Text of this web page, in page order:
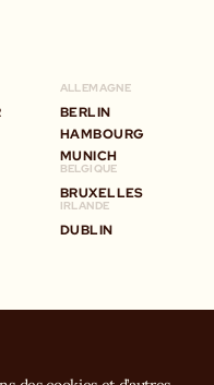
ALLEMAGNE
BERLIN
HAMBOURG
MUNICH
BELGIQUE
BRUXELLES
IRLANDE
DUBLIN